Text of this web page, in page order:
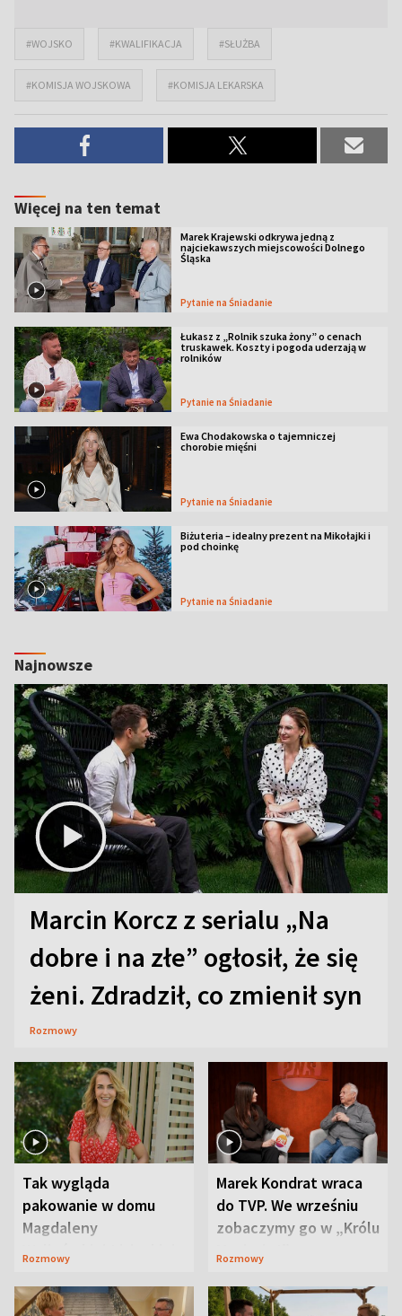
#WOJSKO #KWALIFIKACJA #SŁUŻBA
#KOMISJA WOJSKOWA #KOMISJA LEKARSKA
Więcej na ten temat
Marek Krajewski odkrywa jedną z
najciekawszych miejscowości Dolnego
Śląska
Pytanie na Śniadanie
Łukasz z „Rolnik szuka żony” o cenach
truskawek. Koszty i pogoda uderzają w
rolników
Pytanie na Śniadanie
Ewa Chodakowska o tajemniczej
chorobie mięśni
Pytanie na Śniadanie
Biżuteria – idealny prezent na Mikołajki i
pod choinkę
Pytanie na Śniadanie
Najnowsze
Marcin Korcz z serialu „Na
dobre i na złe” ogłosił, że się
żeni. Zdradził, co zmienił syn
Rozmowy
Tak wygląda
pakowanie w domu
Magdaleny
Waligórskiej-Lisieckiej.
Rozmowy
Marek Kondrat wraca
do TVP. We wrześniu
zobaczymy go w „Królu
Maciusiu I”
Rozmowy